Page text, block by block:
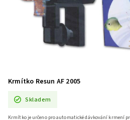
Krmítko Resun AF 2005
Skladem
Krmítko je určeno pro automatické dávkování krmení